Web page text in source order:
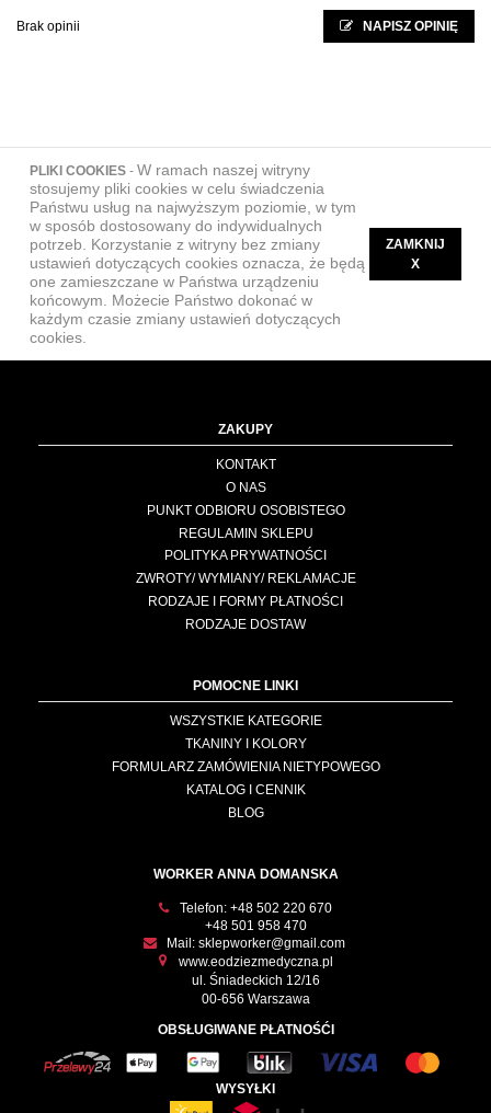
Brak opinii NAPISZ OPINIĘ
PLIKI COOKIES - W ramach naszej witryny
stosujemy pliki cookies w celu świadczenia
Państwu usług na najwyższym poziomie, w tym
w sposób dostosowany do indywidualnych
potrzeb. Korzystanie z witryny bez zmiany
ustawień dotyczących cookies oznacza, że będą
one zamieszczane w Państwa urządzeniu
końcowym. Możecie Państwo dokonać w
każdym czasie zmiany ustawień dotyczących
cookies.
ZAMKNIJ
X
ZAKUPY
KONTAKT
O NAS
PUNKT ODBIORU OSOBISTEGO
REGULAMIN SKLEPU
POLITYKA PRYWATNOŚCI
ZWROTY/ WYMIANY/ REKLAMACJE
RODZAJE I FORMY PŁATNOŚCI
RODZAJE DOSTAW
POMOCNE LINKI
WSZYSTKIE KATEGORIE
TKANINY I KOLORY
FORMULARZ ZAMÓWIENIA NIETYPOWEGO
KATALOG I CENNIK
BLOG
WORKER ANNA DOMANSKA
Telefon: +48 502 220 670
+48 501 958 470
Mail: sklepworker@gmail.com
www.eodziezmedyczna.pl
ul. Śniadeckich 12/16
00-656 Warszawa
OBSŁUGIWANE PŁATNOŚĆI
WYSYŁKI